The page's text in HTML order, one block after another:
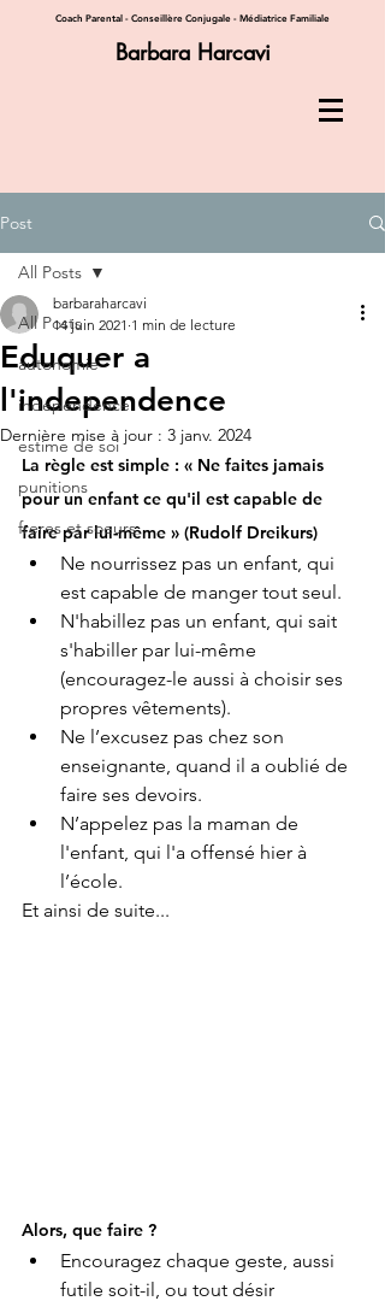
Coach Parental - Conseillère Conjugale - Médiatrice Familiale
Barbara Harcavi
Post
All Posts
autonomie
independence
estime de soi
punitions
freres et soeurs
All Posts
Eduquer a
l'independence
barbaraharcavi
14 juin 2021 1 min de lecture
Dernière mise à jour : 3 janv. 2024
La règle est simple : « Ne faites jamais
pour un enfant ce qu'il est capable de
faire par lui-même » (Rudolf Dreikurs)
Ne nourrissez pas un enfant, qui
est capable de manger tout seul.
N'habillez pas un enfant, qui sait
s'habiller par lui-même
(encouragez-le aussi à choisir ses
propres vêtements).
Ne l’excusez pas chez son
enseignante, quand il a oublié de
faire ses devoirs.
N’appelez pas la maman de
l'enfant, qui l'a offensé hier à
l’école.
Et ainsi de suite...
Alors, que faire ?
Encouragez chaque geste, aussi
futile soit-il, ou tout désir